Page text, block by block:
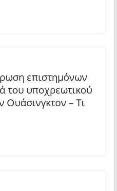
επιστημόνων
του υποχρεωτικού
Ουάσινγκτον – Τι